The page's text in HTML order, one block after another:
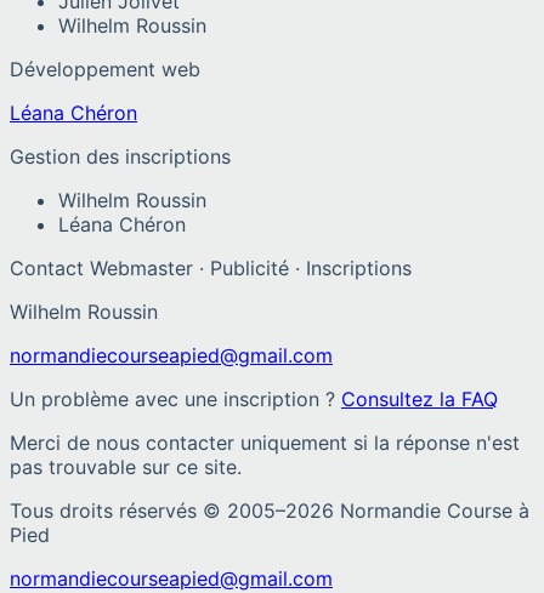
Wilhelm Roussin
Développement web
Léana Chéron
Gestion des inscriptions
Wilhelm Roussin
Léana Chéron
Contact Webmaster · Publicité · Inscriptions
Wilhelm Roussin
normandiecourseapied@gmail.com
Un problème avec une inscription ? Consultez la FAQ
Merci de nous contacter uniquement si la réponse n'est
pas trouvable sur ce site.
Tous droits réservés © 2005–2026 Normandie Course à
Pied
normandiecourseapied@gmail.com